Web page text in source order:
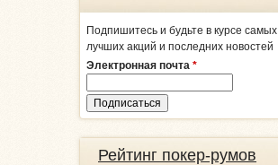
Подпишитесь и будьте в курсе самых
лучших акций и последних новостей
Электронная почта *
Рейтинг покер-румов